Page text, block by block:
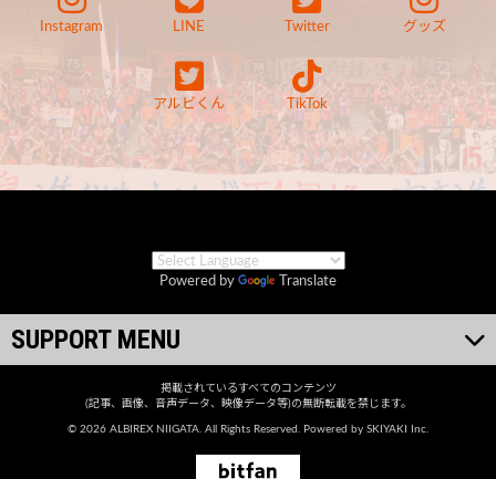
Instagram LINE Twitter グッズ
アルビくん TikTok
Powered by Translate
SUPPORT MENU
掲載されているすべてのコンテンツ
(記事、画像、音声データ、映像データ等)の無断転載を禁じます。
© 2026 ALBIREX NIIGATA. All Rights Reserved. Powered by SKIYAKI Inc.